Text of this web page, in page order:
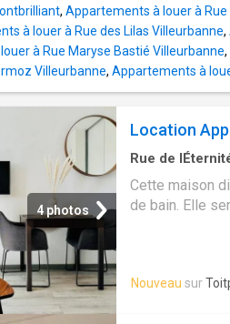
, Appartements à louer à
à louer à Rue des Lilas Villeurbanne,
à Rue Maryse Bastié Villeurbanne,
Villeurbanne, Appartements à
4 photos
Location
Rue de
Cette maison
de bain. Elle
Nouveau sur